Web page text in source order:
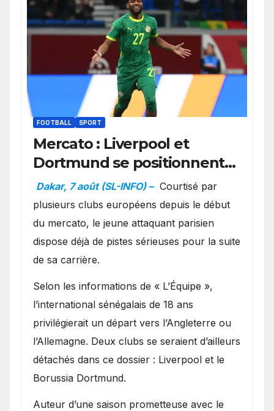
FOOTBALL SPORT
Mercato : Liverpool et
Dortmund se positionnent
en favoris pour recruter
Ibrahim Mbaye
Dakar, 7 août (SL-INFO) – Courtisé par
plusieurs clubs européens depuis le début
du mercato, le jeune attaquant parisien
dispose déjà de pistes sérieuses pour la suite
de sa carrière.
Selon les informations de « L’Équipe »,
l’international sénégalais de 18 ans
privilégierait un départ vers l’Angleterre ou
l’Allemagne. Deux clubs se seraient d’ailleurs
détachés dans ce dossier : Liverpool et le
Borussia Dortmund.
Auteur d’une saison prometteuse avec le